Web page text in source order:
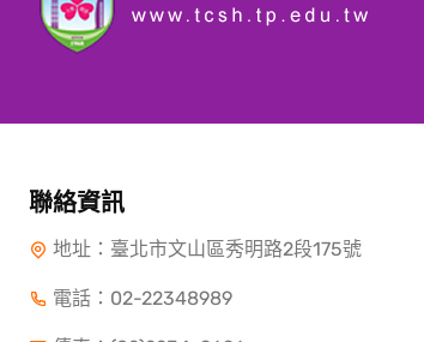
聯絡資訊
地址：臺北市文山區秀明路2段175號
電話： 02-22348989